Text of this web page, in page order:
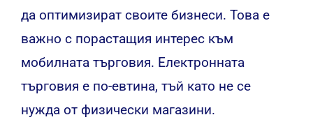
да оптимизират своите бизнеси. Това е
важно с порастащия интерес към
мобилната търговия. Електронната
търговия е по-евтина, тъй като не се
нужда от физически магазини.